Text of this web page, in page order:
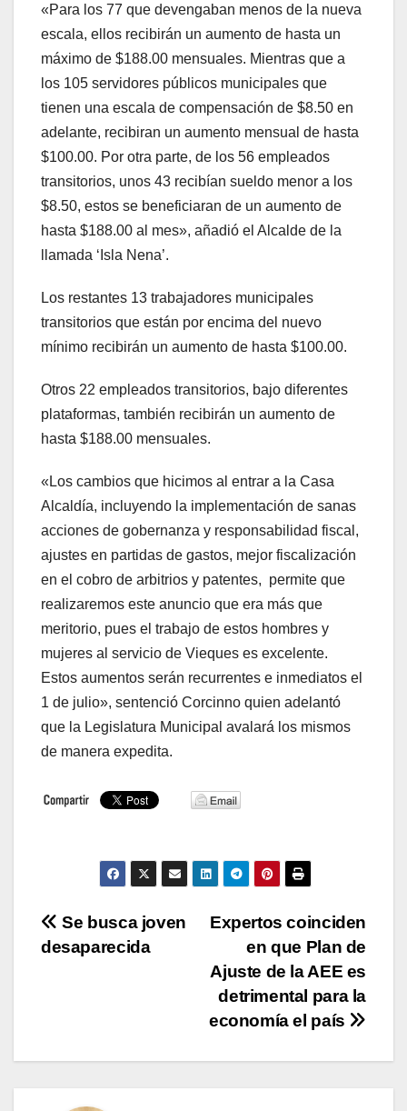
«Para los 77 que devengaban menos de la nueva
escala, ellos recibirán un aumento de hasta un
máximo de $188.00 mensuales. Mientras que a
los 105 servidores públicos municipales que
tienen una escala de compensación de $8.50 en
adelante, recibiran un aumento mensual de hasta
$100.00. Por otra parte, de los 56 empleados
transitorios, unos 43 recibían sueldo menor a los
$8.50, estos se beneficiaran de un aumento de
hasta $188.00 al mes», añadió el Alcalde de la
llamada ‘Isla Nena’.
Los restantes 13 trabajadores municipales
transitorios que están por encima del nuevo
mínimo recibirán un aumento de hasta $100.00.
Otros 22 empleados transitorios, bajo diferentes
plataformas, también recibirán un aumento de
hasta $188.00 mensuales.
«Los cambios que hicimos al entrar a la Casa
Alcaldía, incluyendo la implementación de sanas
acciones de gobernanza y responsabilidad fiscal,
ajustes en partidas de gastos, mejor fiscalización
en el cobro de arbitrios y patentes, permite que
realizaremos este anuncio que era más que
meritorio, pues el trabajo de estos hombres y
mujeres al servicio de Vieques es excelente.
Estos aumentos serán recurrentes e inmediatos el
1 de julio», sentenció Corcinno quien adelantó
que la Legislatura Municipal avalará los mismos
de manera expedita.
Navegación
Expertos coinciden
en que Plan de
Ajuste de la AEE es
detrimental para la
economía el país
Se busca joven
desaparecida